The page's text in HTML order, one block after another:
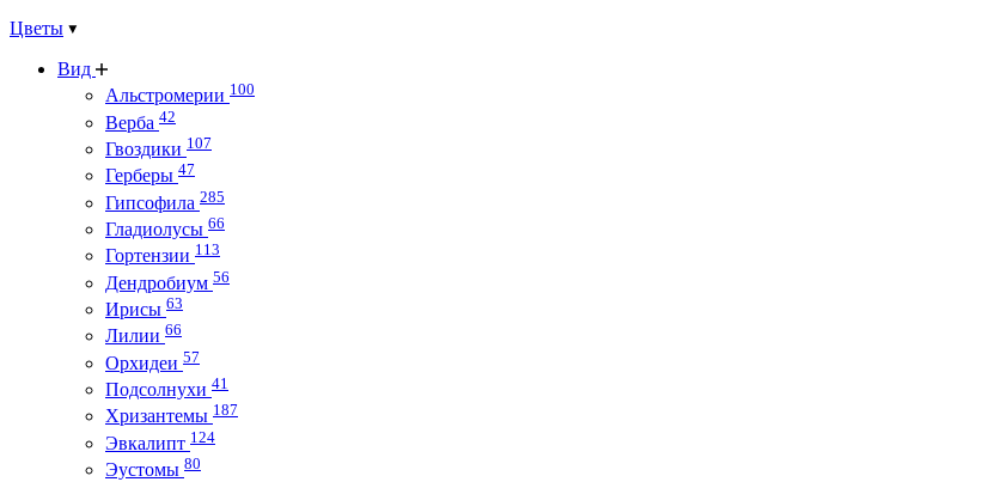
Цветы
Вид
Альстромерии 100
Верба 42
Гвоздики 107
Герберы 47
Гипсофила 285
Гладиолусы 66
Гортензии 113
Дендробиум 56
Ирисы 63
Лилии 66
Орхидеи 57
Подсолнухи 41
Хризантемы 187
Эвкалипт 124
Эустомы 80